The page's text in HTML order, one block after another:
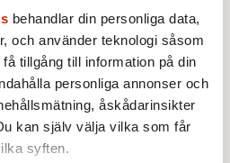
behandlar din personliga data,
och använder teknologi såsom
tillgång till information på din
personliga annonser och
åskådarinsikter
kan själv välja vilka som får
syften.
och 1979 som ledde
och global
energi- och
följde i Europa lärde oss
i värsta fall leder till:
och